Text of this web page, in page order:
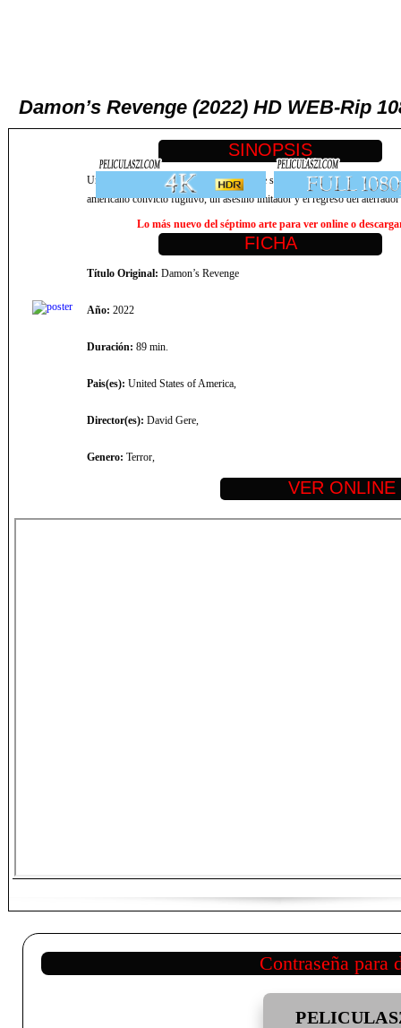
Damon’s Revenge (2022) HD WEB-Rip
Un grupo de jóvenes adultos pasa el fin de semana en la casa de un
americano convicto fugitivo, un asesino imitador y el regreso del
Lo más nuevo del séptimo arte para ver online o
Título Original: Damon’s Revenge
Año: 2022
Duración: 89 min.
Pais(es): United States of America,
Director(es): David Gere,
Genero: Terror,
Contraseña para